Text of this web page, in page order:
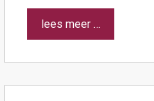
lees meer …